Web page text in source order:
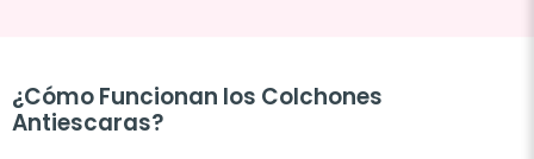
¿Cómo Funcionan los Colchones
Antiescaras?